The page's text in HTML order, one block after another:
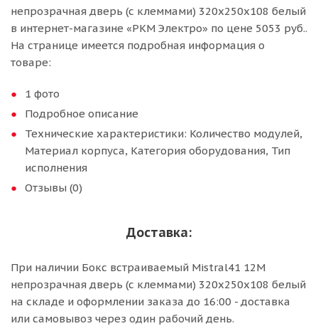
непрозрачная дверь (с клеммами) 320x250x108 белый
в интернет-магазине «РКМ Электро» по цене 5053 руб..
На странице имеется подробная информация о
товаре:
1 фото
Подробное описание
Технические характеристики: Количество модулей,
Материал корпуса, Категория оборудования, Тип
исполнения
Отзывы (0)
Доставка:
При наличии Бокс встраиваемый Mistral41 12М
непрозрачная дверь (с клеммами) 320x250x108 белый
на складе и оформлении заказа до 16:00 - доставка
или самовывоз через один рабочий день.